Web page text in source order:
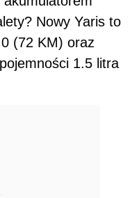
Nowy Yaris to
(72 KM) oraz
1.5 litra